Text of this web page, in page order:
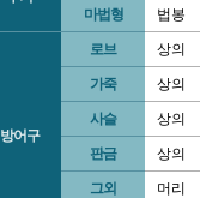
마법형 법봉
방어구
로브 상의
가죽 상의
사슬 상의
판금 상의
그외 머리